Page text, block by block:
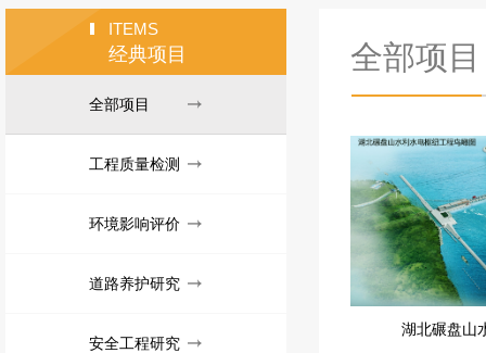
全部项目
ITEMS
经典项目
全部项目
工程质量检测
环境影响评价
道路养护研究
安全工程研究
湖北碾盘山